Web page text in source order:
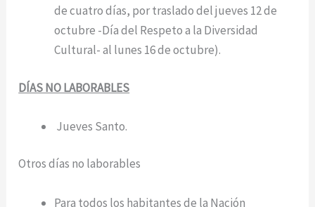
de cuatro días, por traslado del jueves 12 de
octubre -Día del Respeto a la Diversidad
Cultural- al lunes 16 de octubre).
DÍAS NO LABORABLES
Jueves Santo.
Otros días no laborables
Para todos los habitantes de la Nación